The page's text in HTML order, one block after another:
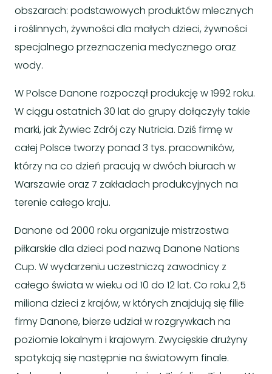
obszarach: podstawowych produktów mlecznych
i roślinnych, żywności dla małych dzieci, żywności
specjalnego przeznaczenia medycznego oraz
wody.
W Polsce Danone rozpoczął produkcję w 1992 roku.
W ciągu ostatnich 30 lat do grupy dołączyły takie
marki, jak Żywiec Zdrój czy Nutricia. Dziś firmę w
całej Polsce tworzy ponad 3 tys. pracowników,
którzy na co dzień pracują w dwóch biurach w
Warszawie oraz 7 zakładach produkcyjnych na
terenie całego kraju.
Danone od 2000 roku organizuje mistrzostwa
piłkarskie dla dzieci pod nazwą Danone Nations
Cup. W wydarzeniu uczestniczą zawodnicy z
całego świata w wieku od 10 do 12 lat. Co roku 2,5
miliona dzieci z krajów, w których znajdują się filie
firmy Danone, bierze udział w rozgrywkach na
poziomie lokalnym i krajowym. Zwycięskie drużyny
spotykają się następnie na światowym finale.